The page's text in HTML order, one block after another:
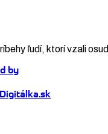
ľudí, ktorí vzali
Digitálka.sk